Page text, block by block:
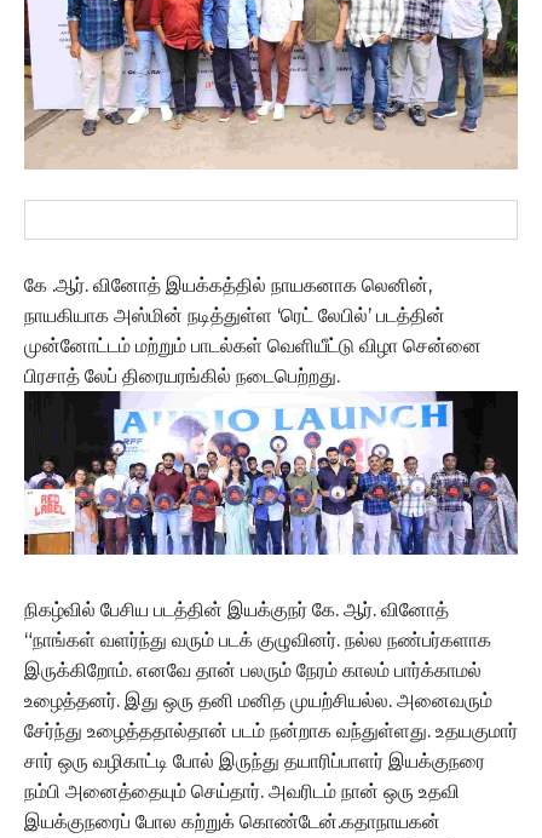
கே .ஆர். வினோத் இயக்கத்தில் நாயகனாக லெனின்,
நாயகியாக அஸ்மின் நடித்துள்ள ‘ரெட் லேபில்’ படத்தின்
முன்னோட்டம் மற்றும் பாடல்கள் வெளியீட்டு விழா சென்னை
பிரசாத் லேப் திரையரங்கில் நடைபெற்றது.
நிகழ்வில் பேசிய படத்தின் இயக்குநர் கே. ஆர். வினோத்
“நாங்கள் வளர்ந்து வரும் படக் குழுவினர். நல்ல நண்பர்களாக
இருக்கிறோம். எனவே தான் பலரும் நேரம் காலம் பார்க்காமல்
உழைத்தனர். இது ஒரு தனி மனித முயற்சியல்ல. அனைவரும்
சேர்ந்து உழைத்ததால்தான் படம் நன்றாக வந்துள்ளது. உதயகுமார்
சார் ஒரு வழிகாட்டி போல் இருந்து தயாரிப்பாளர் இயக்குநரை
நம்பி அனைத்தையும் செய்தார். அவரிடம் நான் ஒரு உதவி
இயக்குநரைப் போல கற்றுக் கொண்டேன்.கதாநாயகன்